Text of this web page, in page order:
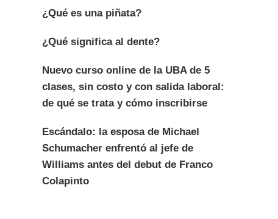
¿Qué es una piñata?
¿Qué significa al dente?
Nuevo curso online de la UBA de 5
clases, sin costo y con salida laboral:
de qué se trata y cómo inscribirse
Escándalo: la esposa de Michael
Schumacher enfrentó al jefe de
Williams antes del debut de Franco
Colapinto